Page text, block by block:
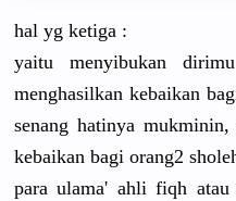
hal yg ketiga :
yaitu menyibukan
menghasilkan kebaikan
senang hatinya mukminin,
kebaikan bagi orang2
para ulama' ahli fiqh